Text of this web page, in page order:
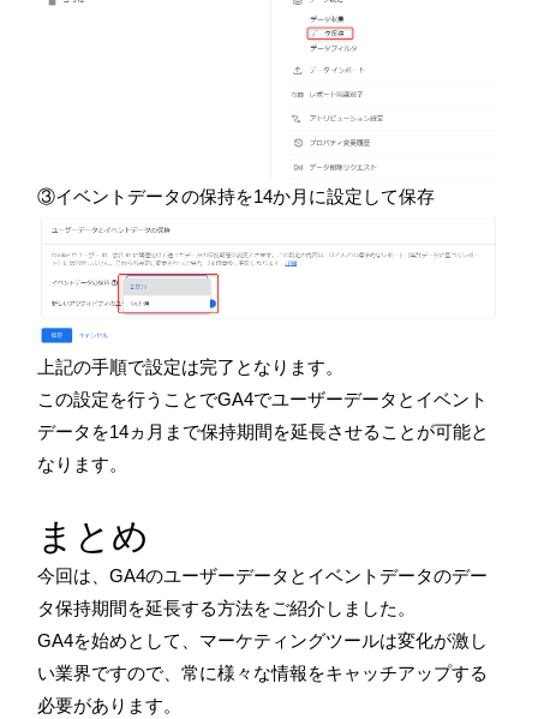
③イベントデータの保持を14か月に設定して保存
上記の手順で設定は完了となります。
この設定を行うことでGA4でユーザーデータとイベント
データを14ヵ月まで保持期間を延長させることが可能と
なります。
まとめ
今回は、GA4のユーザーデータとイベントデータのデー
タ保持期間を延長する方法をご紹介しました。
GA4を始めとして、マーケティングツールは変化が激し
い業界ですので、常に様々な情報をキャッチアップする
必要があります。